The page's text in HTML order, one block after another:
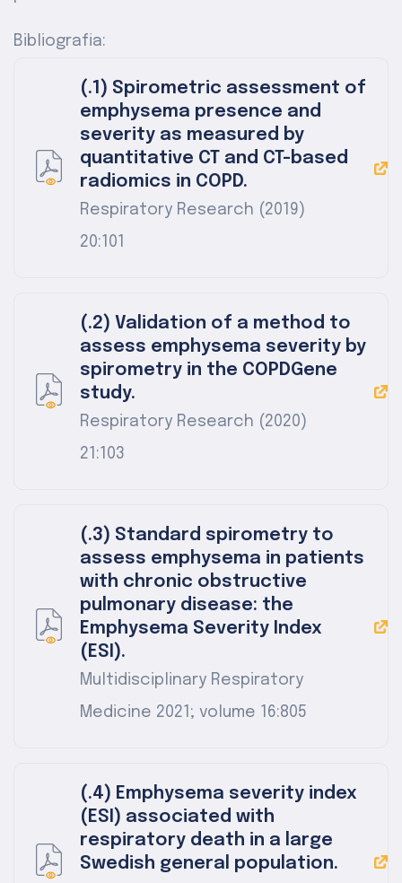
Bibliografia:
(.1) Spirometric assessment of
emphysema presence and
severity as measured by
quantitative CT and CT-based
radiomics in COPD.
Respiratory Research (2019)
20:101
(.2) Validation of a method to
assess emphysema severity by
spirometry in the COPDGene
study.
Respiratory Research (2020)
21:103
(.3) Standard spirometry to
assess emphysema in patients
with chronic obstructive
pulmonary disease: the
Emphysema Severity Index
(ESI).
Multidisciplinary Respiratory
Medicine 2021; volume 16:805
(.4) Emphysema severity index
(ESI) associated with
respiratory death in a large
Swedish general population.